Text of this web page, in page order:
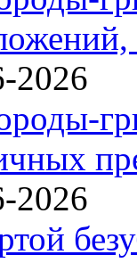
2026
2026